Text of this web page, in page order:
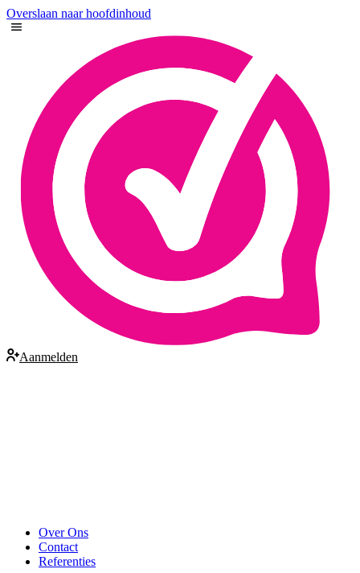
Overslaan naar hoofdinhoud
Aanmelden
Over Ons
Contact
Referenties